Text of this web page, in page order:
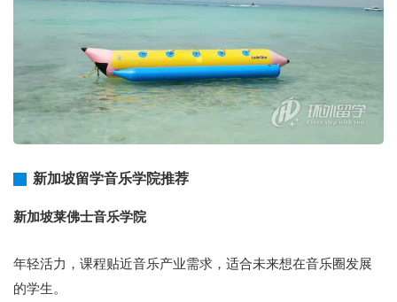
新加坡留学音乐学院推荐
新加坡莱佛士音乐学院
年轻活力，课程贴近音乐产业需求，适合未来想在音乐圈发展
的学生。